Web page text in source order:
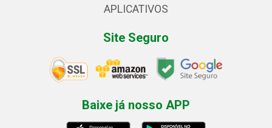
APLICATIVOS
Site Seguro
Baixe já nosso APP